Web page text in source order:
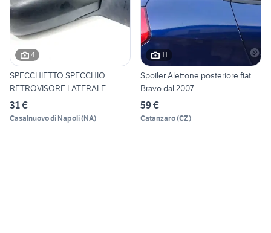
4
SPECCHIETTO SPECCHIO
RETROVISORE LATERALE
DESTRO R
31 €
Casalnuovo di Napoli(NA)
11
Spoiler Alettone posteriore fiat
Bravo dal 2007
59 €
Catanzaro(CZ)